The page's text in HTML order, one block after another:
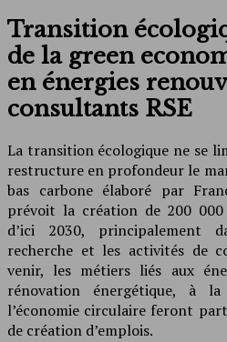
Transition
de la green
en énergies
consultants RSE
La transition écologique ne se
restructure en profondeur le
bas carbone élaboré par
prévoit la création de 200
d’ici 2030, principalement
recherche et les activités de
venir, les métiers liés aux
rénovation énergétique, à
l’économie circulaire feront
de création d’emplois.